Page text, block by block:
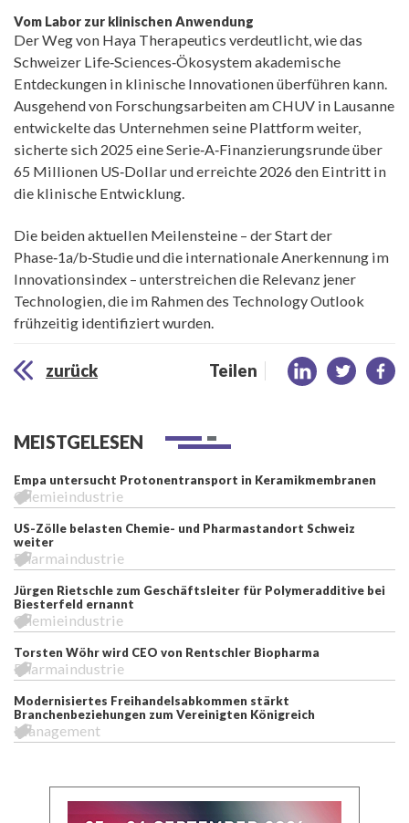
Vom Labor zur klinischen Anwendung
Der Weg von Haya Therapeutics verdeutlicht, wie das
Schweizer Life‑Sciences‑Ökosystem akademische
Entdeckungen in klinische Innovationen überführen kann.
Ausgehend von Forschungsarbeiten am CHUV in Lausanne
entwickelte das Unternehmen seine Plattform weiter,
sicherte sich 2025 eine Serie‑A‑Finanzierungsrunde über
65 Millionen US‑Dollar und erreichte 2026 den Eintritt in
die klinische Entwicklung.
Die beiden aktuellen Meilensteine – der Start der
Phase‑1a/b‑Studie und die internationale Anerkennung im
Innovationsindex – unterstreichen die Relevanz jener
Technologien, die im Rahmen des Technology Outlook
frühzeitig identifiziert wurden.
zurück Teilen
MEISTGELESEN
Empa untersucht Protonentransport in Keramikmembranen
Chemieindustrie
US-Zölle belasten Chemie- und Pharmastandort Schweiz
weiter
Pharmaindustrie
Jürgen Rietschle zum Geschäftsleiter für Polymeradditive bei
Biesterfeld ernannt
Chemieindustrie
Torsten Wöhr wird CEO von Rentschler Biopharma
Pharmaindustrie
Modernisiertes Freihandelsabkommen stärkt
Branchenbeziehungen zum Vereinigten Königreich
Management